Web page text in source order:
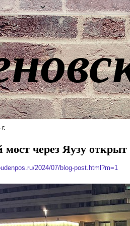
через Яузу открыт
2024/07/blog-post.html?m=1